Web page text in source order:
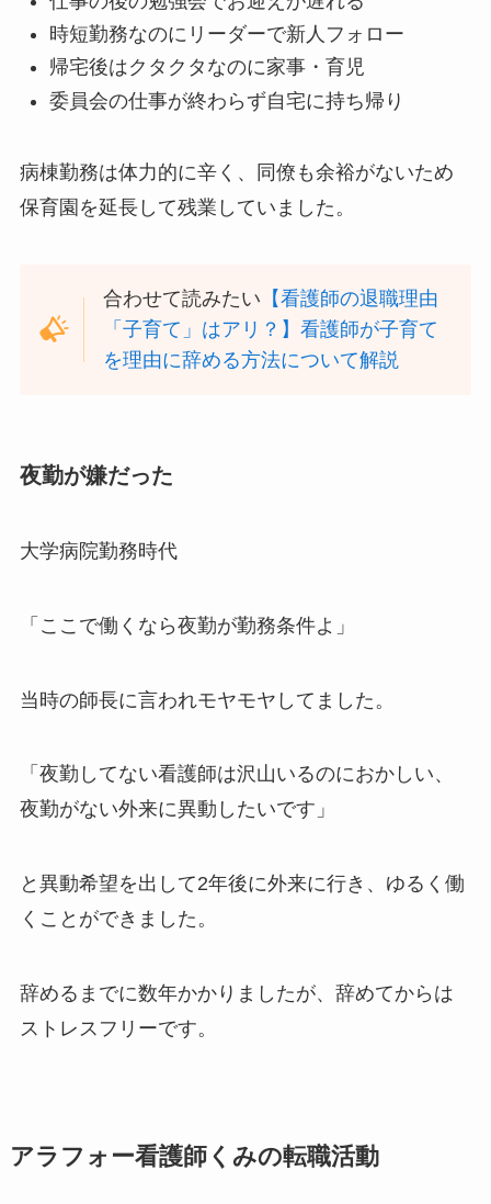
時短勤務なのにリーダーで新人フォロー
帰宅後はクタクタなのに家事・育児
委員会の仕事が終わらず自宅に持ち帰り
病棟勤務は体力的に辛く、同僚も余裕がないため
保育園を延長して残業していました。
合わせて読みたい 【看護師の退職理由
「子育て」はアリ？】看護師が子育て
を理由に辞める方法について解説
夜勤が嫌だった
大学病院勤務時代
「ここで働くなら夜勤が勤務条件よ」
当時の師長に言われモヤモヤしてました。
「夜勤してない看護師は沢山いるのにおかしい、
夜勤がない外来に異動したいです」
と異動希望を出して2年後に外来に行き、ゆるく働
くことができました。
辞めるまでに数年かかりましたが、辞めてからは
ストレスフリーです。
アラフォー看護師くみの転職活動